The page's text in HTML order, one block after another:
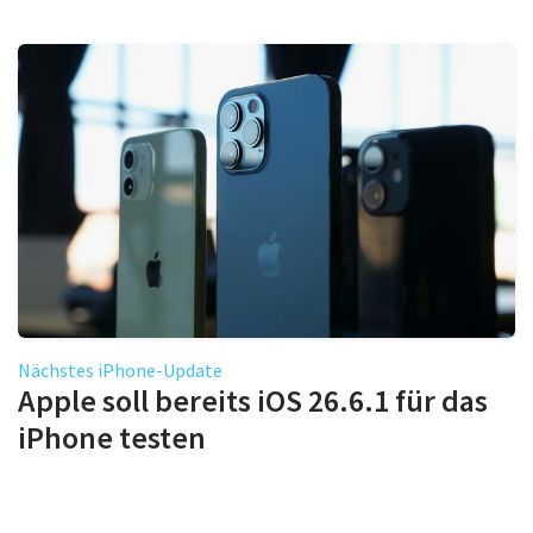
Nächstes iPhone-Update
Apple soll bereits iOS 26.6.1 für das
iPhone testen